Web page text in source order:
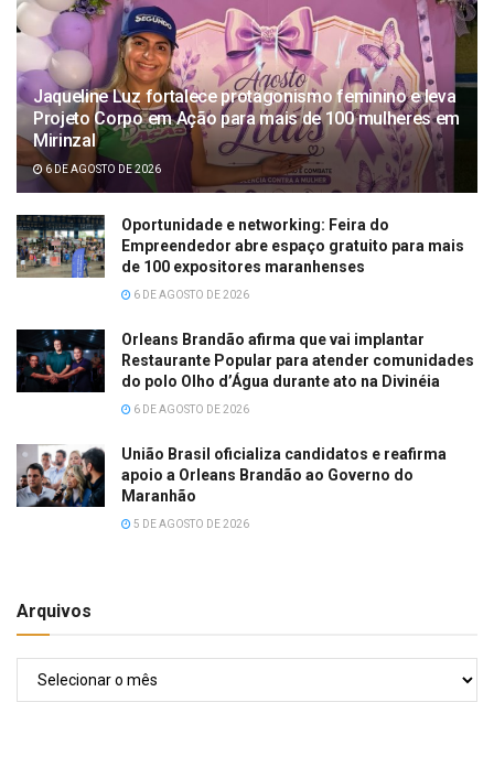
Jaqueline Luz fortalece protagonismo feminino e leva
Projeto Corpo em Ação para mais de 100 mulheres em
Mirinzal
6 DE AGOSTO DE 2026
Oportunidade e networking: Feira do
Empreendedor abre espaço gratuito para mais
de 100 expositores maranhenses
6 DE AGOSTO DE 2026
Orleans Brandão afirma que vai implantar
Restaurante Popular para atender comunidades
do polo Olho d’Água durante ato na Divinéia
6 DE AGOSTO DE 2026
União Brasil oficializa candidatos e reafirma
apoio a Orleans Brandão ao Governo do
Maranhão
5 DE AGOSTO DE 2026
Arquivos